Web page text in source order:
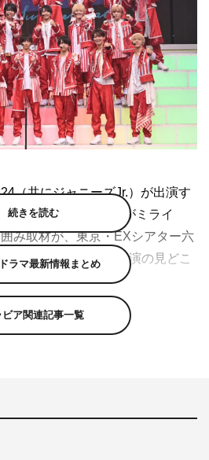
（共にジャニーズJr.）が出演す
ライブ2023 俺たちがミライ
み取材が、東京・EXシアター六
催。少年忍者が本公演の見どこ
披露した。
ルズ SUMMER STATION」が開
ら東京・EXシアター六本木にて
イブ2023 俺たちがミライだ!!」
7月
続きを読む
ラマ最新情報まとめ
ビア関連記事一覧